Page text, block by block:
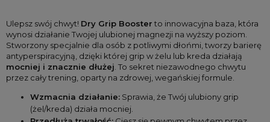
Ulepsz swój chwyt! Dry Grip Booster to innowacyjna baza, która
wynosi działanie Twojej ulubionej magnezji na wyższy poziom.
Stworzony specjalnie dla osób z potliwymi dłońmi, tworzy barierę
antyperspiracyjną, dzięki której grip w żelu lub kreda działają
mocniej i znacznie dłużej . To sekret niezawodnego chwytu
przez cały trening, oparty na zdrowej, wegańskiej formule.
Wzmacnia działanie: Sprawia, że Twój ulubiony grip
(żel/kreda) działa mocniej.